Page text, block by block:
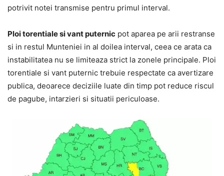
potrivit notei transmise pentru primul interval.
Ploi torentiale si vant puternic pot aparea pe arii restranse
si in restul Munteniei in al doilea interval, ceea ce arata ca
instabilitatea nu se limiteaza strict la zonele principale. Ploi
torentiale si vant puternic trebuie respectate ca avertizare
publica, deoarece deciziile luate din timp pot reduce riscul
de pagube, intarzieri si situatii periculoase.